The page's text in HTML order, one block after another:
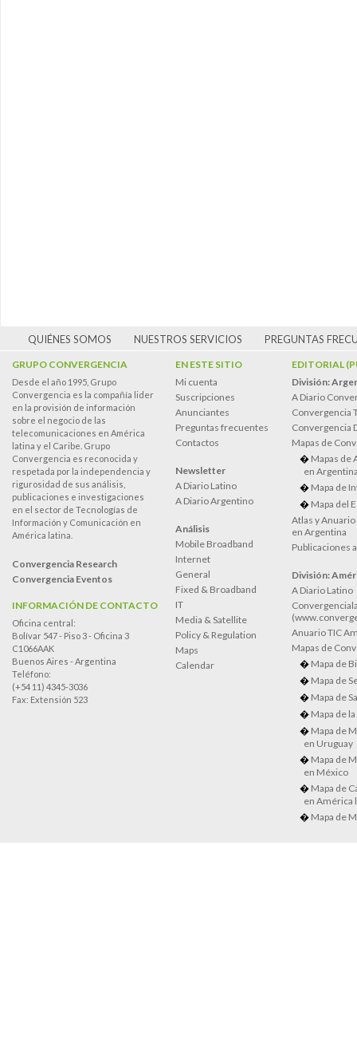
QUIÉNES SOMOS NUESTROS SERVICIOS PREGUNTAS
GRUPO CONVERGENCIA
Desde el año 1995, Grupo
Convergencia es la compañía lider
en la provisión de información
sobre el negocio de las
telecomunicaciones en América
latina y el Caribe. Grupo
Convergencia es reconocida y
respetada por la independencia y
rigurosidad de sus análisis,
publicaciones e investigaciones
en el sector de Tecnologías de
Información y Comunicación en
América latina.
Convergencia Research
Convergencia Eventos
INFORMACIÓN DE CONTACTO
Oficina central:
Bolívar 547 - Piso 3 - Oficina 3
C1066AAK
Buenos Aires - Argentina
Teléfono:
(+54 11) 4345-3036
Fax: Extensión 523
EN ESTE SITIO
Mi cuenta
Suscripciones
Anunciantes
Preguntas frecuentes
Contactos
Newsletter
A Diario Latino
A Diario Argentino
Análisis
Mobile Broadband
Internet
General
Fixed & Broadband
IT
Media & Satellite
Policy & Regulation
Maps
Calendar
EDITORIAL
División:
A Diario
Convergencia
Convergencia
Mapas de
Mapas de
en
Mapa de
Mapa del
Atlas y
en Argentina
Publicaciones
División:
A Diario Latino
Anuario TIC
Mapas de
Mapa de
Mapa de
Mapa de
Mapa de
Mapa de
en Uruguay
Mapa de
en México
Mapa de
en América
Mapa de